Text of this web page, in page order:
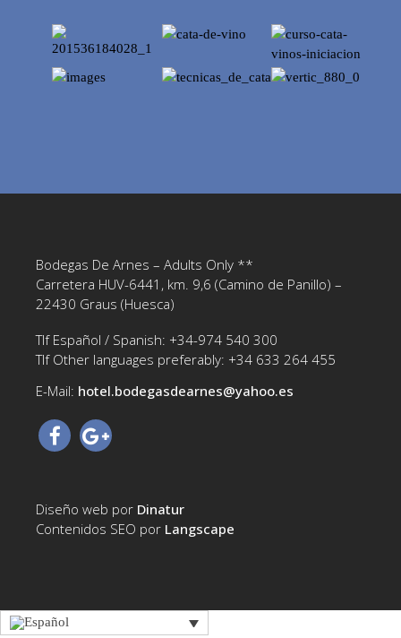
Bodegas De Arnes – Adults Only **
Carretera HUV-6441, km. 9,6 (Camino de Panillo) –
22430 Graus (Huesca)
Tlf Español / Spanish: +34-974 540 300
Tlf Other languages preferably: +34 633 264 455
E-Mail: hotel.bodegasdearnes@yahoo.es‎
Diseño web por Dinatur
Contenidos SEO por Langscape